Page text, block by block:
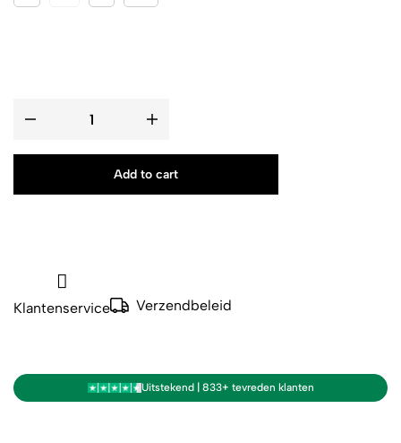
Add to cart
Klantenservice Verzendbeleid
Uitstekend | 833+ tevreden klanten